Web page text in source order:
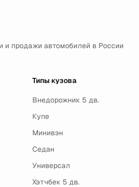
и продажи автомобилей в России
Типы кузова
Внедорожник 5 дв.
Купе
Минивэн
Седан
Универсал
Хэтчбек 5 дв.